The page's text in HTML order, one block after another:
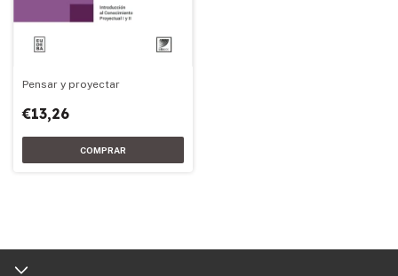
Pensar y proyectar
€13,26